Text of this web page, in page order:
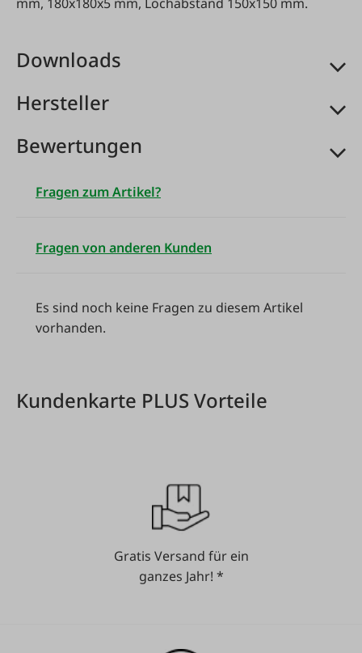
Downloads
Hersteller
Bewertungen
Fragen zum Artikel?
Fragen von anderen Kunden
Es sind noch keine Fragen zu diesem Artikel
vorhanden.
Kundenkarte PLUS Vorteile
Gratis Versand für ein
ganzes Jahr! *